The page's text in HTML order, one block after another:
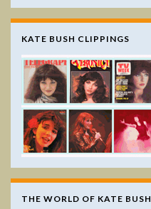
KATE BUSH CLIPPINGS
THE WORLD OF KATE BUSH